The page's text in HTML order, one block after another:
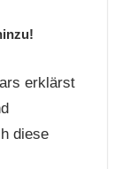
erklärst
diese